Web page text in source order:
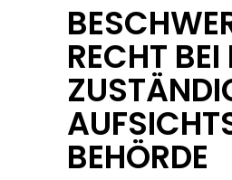
RECHT BEI
BEHÖRDE